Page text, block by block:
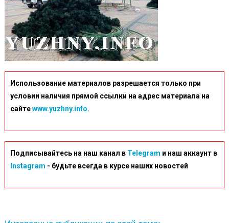
Использование материалов разрешается только при
условии наличия прямой ссылки на адрес материала на
сайтеwww.yuzhny.info.
Подписывайтесь на наш канал в Telegram и наш аккаунт в
Instagram - будьте всегда в курсе наших новостей